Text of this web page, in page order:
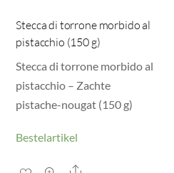
Stecca di torrone morbido al
pistacchio (150 g)
Stecca di torrone morbido al
pistacchio – Zachte
pistache-nougat (150 g)
Bestelartikel
Share